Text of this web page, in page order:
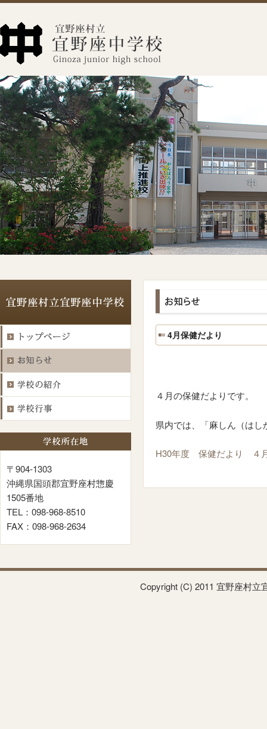
〒904-1303
沖縄県国頭郡宜野座村惣慶
1505番地
TEL：098-968-8510
FAX：098-968-2634
4月保健だより
４月の保健だよりです。
県内では、「麻しん（は
H30年度 保健だより ４
Copyright (C) 2011 宜野座村立